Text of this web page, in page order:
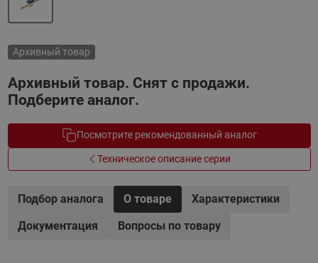
Архивный товар
Архивный товар. Снят с продажи.
Подберите аналог.
Посмотрите рекомендованный аналог
Техническое описание серии
Подбор аналога О товаре
Характеристики
Документация
Вопросы по товару